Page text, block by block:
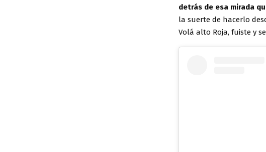
detrás de esa mirada
la suerte de hacerlo
Volá alto Roja, fuiste y